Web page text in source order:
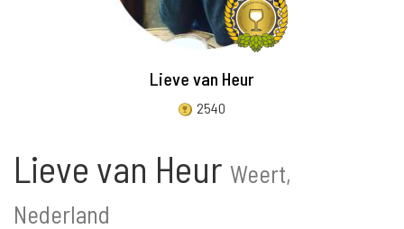
Lieve van Heur
2540
Lieve van Heur Weert,
Nederland